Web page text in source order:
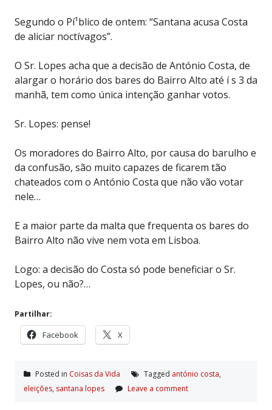
Segundo o Pí¹blico de ontem: “Santana acusa Costa
de aliciar noctívagos”.
O Sr. Lopes acha que a decisão de António Costa, de
alargar o horário dos bares do Bairro Alto até í s 3 da
manhã, tem como única intenção ganhar votos.
Sr. Lopes: pense!
Os moradores do Bairro Alto, por causa do barulho e
da confusão, são muito capazes de ficarem tão
chateados com o António Costa que não vão votar
nele…
E a maior parte da malta que frequenta os bares do
Bairro Alto não vive nem vota em Lisboa.
Logo: a decisão do Costa só pode beneficiar o Sr.
Lopes, ou não?…
Partilhar:
Facebook X
Posted in Coisas da Vida Tagged antónio costa,
eleições, santana lopes Leave a comment